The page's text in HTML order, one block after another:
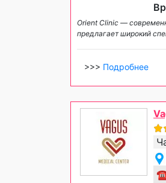
Orient Clinic —
предлагает широкий
>>> Подробнее